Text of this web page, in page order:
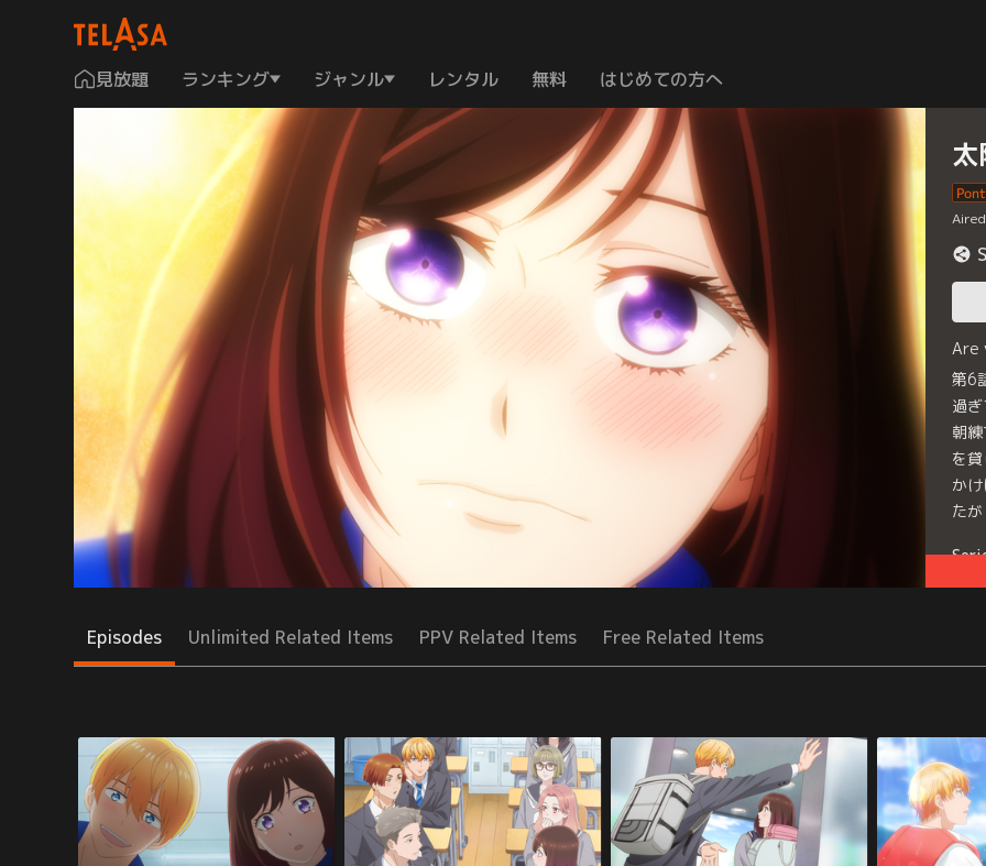
見放題 ランキング ジャンル レンタル 無料 はじめての方へ
Are
第6
過
朝
を
か
た
Episodes Unlimited Related Items PPV Related Items Free Related Items